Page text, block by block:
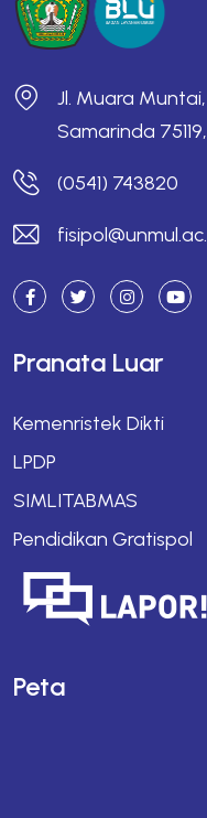
Jl. Muara
Samarinda
(0541) 743820
Pranata Luar
Kemenristek Dikti
LPDP
SIMLITABMAS
Pendidikan Gratispol
Peta